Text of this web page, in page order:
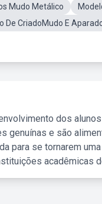
Mudo Metálico
De CriadoMudo E
dos
genuínas e são
para se tornarem
acadêmicas